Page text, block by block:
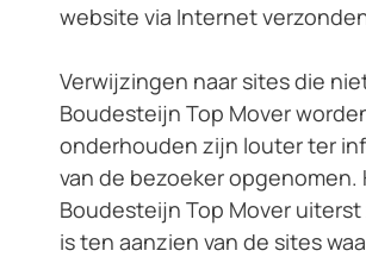
website via Internet
Verwijzingen naar sites die
Boudesteijn Top Mover
onderhouden zijn louter ter
van de bezoeker opgenomen.
Boudesteijn Top Mover
is ten aanzien van de sites